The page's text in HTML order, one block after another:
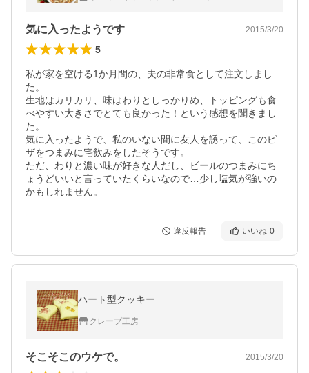
気に入ったようです 2015/3/20
5
私が家を空ける1か月間の、夫の非常食として注文しまし
た。
生地はカリカリ、味はわりとしっかりめ、トッピングも食
べやすい大きさでとても良かった！という感想を聞きまし
た。
気に入ったようで、私のいない間に友人を誘って、このピ
ザをつまみに宅飲みをしたそうです。
ただ、わりと濃い味が好きな人だし、ビールのつまみにち
ょうどいいと言っていたくらいなので…少し塩気が強いの
かもしれません。
違反報告 いいね 0
ハート型クッキー
クレープ工房
そこそこのウケで。 2015/3/20